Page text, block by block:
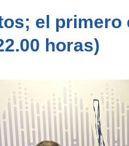
el primero
horas)